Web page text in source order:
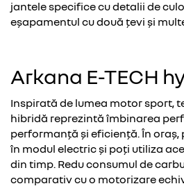
jantele specifice cu detalii de
eșapamentul cu două țevi și
Arkana E-TECH
Inspirată de lumea motor sport,
hibridă reprezintă îmbinarea
performanță și eficiență. În
în modul electric și poți utiliza
din timp. Redu consumul de
comparativ cu o motorizare